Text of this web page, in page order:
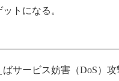
トになる。
サービス妨害（DoS）攻